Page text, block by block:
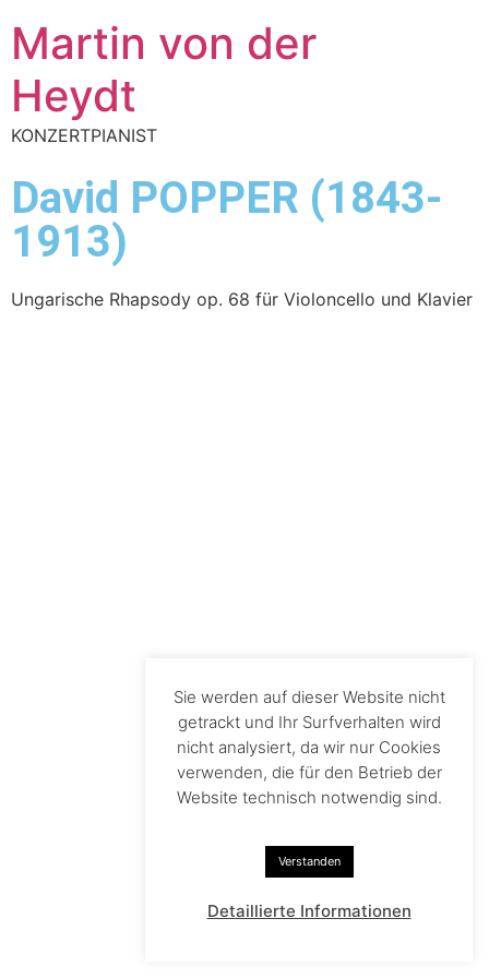
Martin von der
Heydt
KONZERTPIANIST
David POPPER (1843-
1913)
Ungarische Rhapsody op. 68 für Violoncello und Klavier
Sie werden auf dieser Website nicht
getrackt und Ihr Surfverhalten wird
nicht analysiert, da wir nur Cookies
verwenden, die für den Betrieb der
Website technisch notwendig sind.
Verstanden
Detaillierte Informationen